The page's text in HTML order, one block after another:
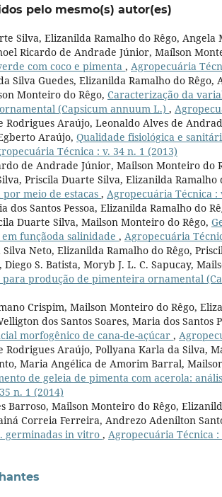
pelo mesmo(s) autor(es)
Silva, Elizanilda Ramalho do Rêgo, Angela
Ricardo de Andrade Júnior, Maílson
com coco e pimenta , Agropecuária
Silva Guedes, Elizanilda Ramalho do
Monteiro do Rêgo, Caracterização da
(Capsicum annuum L.) ,
Rodrigues Araújo, Leonaldo Alves de
Araújo, Qualidade fisiológica e
Técnica : v. 34 n. 1 (2013)
de Andrade Júnior, Mailson Monteiro do
Priscila Duarte Silva, Elizanilda Ramalho
meio de estacas , Agropecuária Técnica :
dos Santos Pessoa, Elizanilda Ramalho do
Duarte Silva, Mailson Monteiro do Rêgo,
funçãoda salinidade , Agropecuária
Silva Neto, Elizanilda Ramalho do Rêgo,
Diego S. Batista, Moryb J. L. C. Sapucay,
produção de pimenteira ornamental
Crispim, Mailson Monteiro do Rêgo,
dos Santos Soares, Maria dos Santos
morfogênico de cana-de-açúcar ,
Rodrigues Araújo, Pollyana Karla da Silva,
Maria Angélica de Amorim Barral,
de geleia de pimenta com acerola:
n. 1 (2014)
Barroso, Mailson Monteiro do Rêgo,
Correia Ferreira, Andrezo Adenilton
germinadas in vitro , Agropecuária Técnica :